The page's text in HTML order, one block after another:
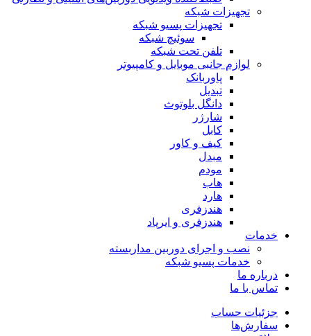
تجهیزات شبکه
تجهیزات پسیو شبکه
سوئیچ‌ شبکه
تلفن تحت شبکه
لوازم جانبی موبایل و کامپیوتر
پاوربانک
تبدیل
دانگل بلوتوث
شارژر
کابل
کیف و کاور
مبدل
مودم
هاب
هارد
هندزفری
هندزفری و ایرپاد
خدمات
نصب و اجرای دوربین مداربسته
خدمات پسیو شبکه
درباره ما
تماس با ما
جزئیات حساب
سفارش‌ها